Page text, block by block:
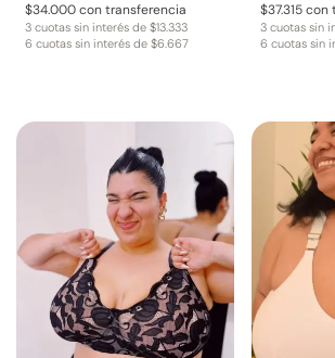
$34.000con transferencia
3 cuotas sin interés de $13.333
6 cuotas sin interés de $6.667
$37.315con
3 cuotas sin
6 cuotas sin